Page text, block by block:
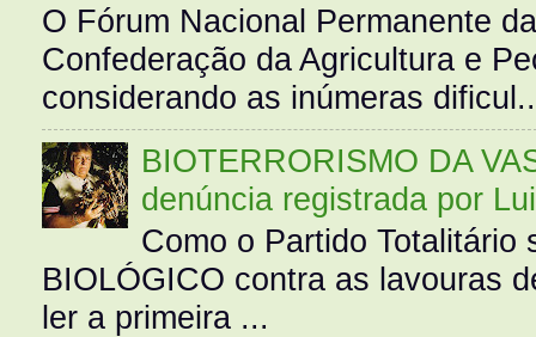
O Fórum Nacional Permanente
Confederação da Agricultura e
considerando as inúmeras
BIOTERRORISMO DA
denúncia registrada por
Como o Partido Totalitário
BIOLÓGICO contra as lavouras
ler a primeira ...